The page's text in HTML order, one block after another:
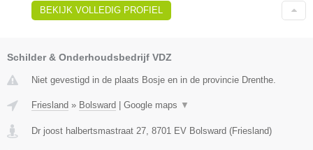
BEKIJK VOLLEDIG PROFIEL
Schilder & Onderhoudsbedrijf VDZ
Niet gevestigd in de plaats Bosje en in de provincie Drenthe.
Friesland » Bolsward Google maps ▼
Dr joost halbertsmastraat 27 8701 EV Bolsward (Friesland)